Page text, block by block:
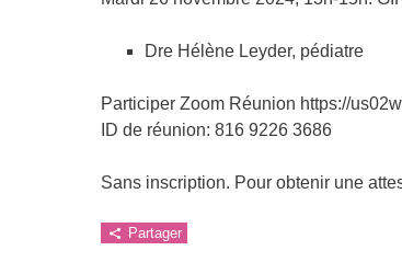
Dre Hélène Leyder, pédiatre
Participer Zoom Réunion https://
ID de réunion: 816 9226 3686
Sans inscription. Pour obtenir une
Partager